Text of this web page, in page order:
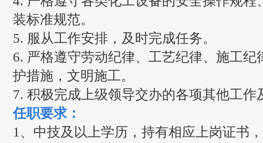
装标准规范。
5. 服从工作安排，及时完成任务。
6. 严格遵守劳动纪律、工艺纪律、施工纪
护措施，文明施工。
7. 积极完成上级领导交办的各项其他工作
任职要求：
1、中技及以上学历，持有相应上岗证书